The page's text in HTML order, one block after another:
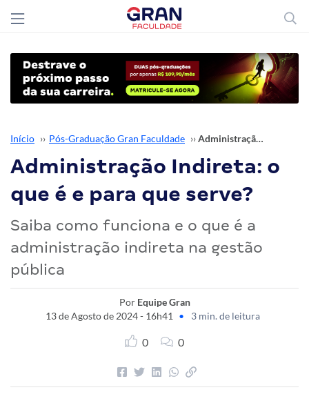
Início ›› Pós-Graduação Gran Faculdade ›› Administração Indireta: o que é e para que serve?
Administração Indireta: o
que é e para que serve?
Saiba como funciona e o que é a
administração indireta na gestão
pública
Por Equipe Gran
13 de Agosto de 2024 - 16h41
• 3 min. de leitura
0 0